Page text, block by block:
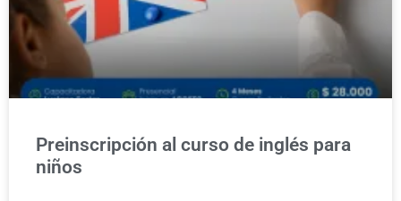
Preinscripción al curso de inglés para
niños